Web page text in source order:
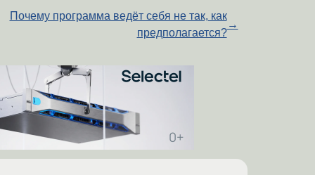
Почему программа ведёт себя не так, как
предполагается?
→